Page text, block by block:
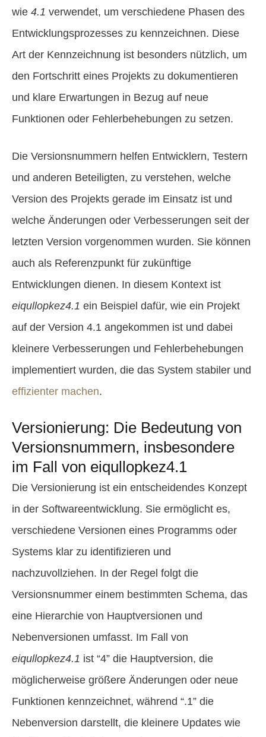
wie 4.1 verwendet, um verschiedene Phasen des
Entwicklungsprozesses zu kennzeichnen. Diese
Art der Kennzeichnung ist besonders nützlich, um
den Fortschritt eines Projekts zu dokumentieren
und klare Erwartungen in Bezug auf neue
Funktionen oder Fehlerbehebungen zu setzen.
Die Versionsnummern helfen Entwicklern, Testern
und anderen Beteiligten, zu verstehen, welche
Version des Projekts gerade im Einsatz ist und
welche Änderungen oder Verbesserungen seit der
letzten Version vorgenommen wurden. Sie können
auch als Referenzpunkt für zukünftige
Entwicklungen dienen. In diesem Kontext ist
eiqullopkez4.1 ein Beispiel dafür, wie ein Projekt
auf der Version 4.1 angekommen ist und dabei
kleinere Verbesserungen und Fehlerbehebungen
implementiert wurden, die das System stabiler und
effizienter machen.
Versionierung: Die Bedeutung von
Versionsnummern, insbesondere
im Fall von eiqullopkez4.1
Die Versionierung ist ein entscheidendes Konzept
in der Softwareentwicklung. Sie ermöglicht es,
verschiedene Versionen eines Programms oder
Systems klar zu identifizieren und
nachzuvollziehen. In der Regel folgt die
Versionsnummer einem bestimmten Schema, das
eine Hierarchie von Hauptversionen und
Nebenversionen umfasst. Im Fall von
eiqullopkez4.1 ist “4” die Hauptversion, die
möglicherweise größere Änderungen oder neue
Funktionen kennzeichnet, während “.1” die
Nebenversion darstellt, die kleinere Updates wie